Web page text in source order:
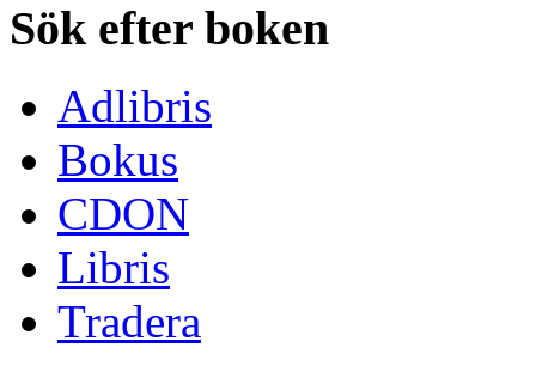
Sök efter boken
Adlibris
Bokus
CDON
Libris
Tradera